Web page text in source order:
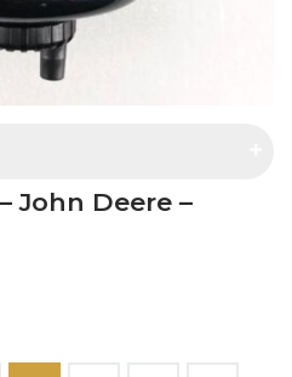
sul supporto
John Deere –